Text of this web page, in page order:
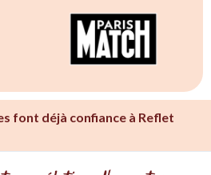
font déjà confiance à Reflet